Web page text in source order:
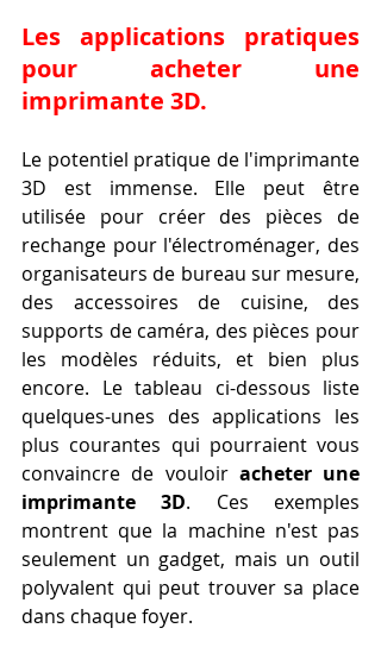
Les applications pratiques
pour acheter une
imprimante 3D.
Le potentiel pratique de l'imprimante
3D est immense. Elle peut être
utilisée pour créer des pièces de
rechange pour l'électroménager, des
organisateurs de bureau sur mesure,
des accessoires de cuisine, des
supports de caméra, des pièces pour
les modèles réduits, et bien plus
encore. Le tableau ci-dessous liste
quelques-unes des applications les
plus courantes qui pourraient vous
convaincre de vouloir acheter une
imprimante 3D. Ces exemples
montrent que la machine n'est pas
seulement un gadget, mais un outil
polyvalent qui peut trouver sa place
dans chaque foyer.